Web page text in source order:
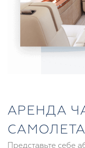
АРЕНДА
САМОЛЕТА
Представьте себе